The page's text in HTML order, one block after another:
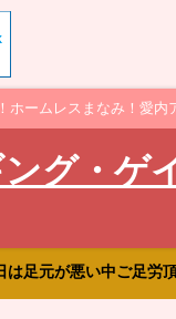
ームレスまなみ！愛内
グ・ゲ
足元が悪い中ご足労